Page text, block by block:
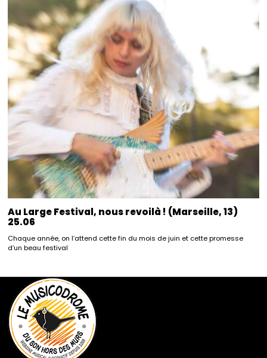
Au Large Festival, nous revoilà ! (Marseille, 13)
25.06
Chaque année, on l’attend cette fin du mois de juin et cette promesse
d’un beau festival